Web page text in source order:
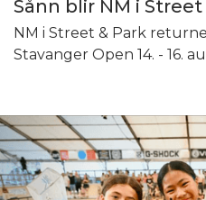
Sånn blir NM i Street
NM i Street & Park
Stavanger Open 14. - 16.